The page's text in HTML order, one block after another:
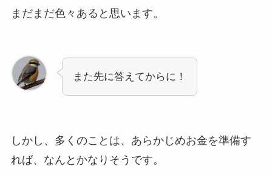
まだまだ色々あると思います。
また先に答えてからに！
しかし、多くのことは、あらかじめお金を準備す
れば、なんとかなりそうです。